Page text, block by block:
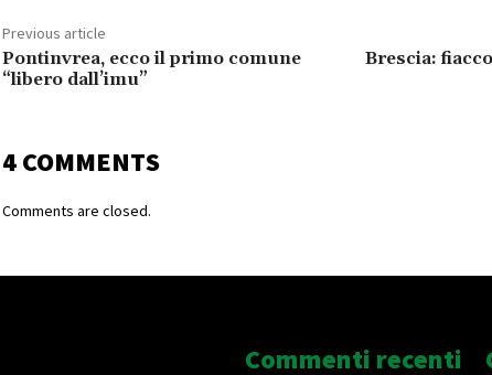
Previous article
Pontinvrea, ecco il primo comune
“libero dall’imu”
Brescia:
4 COMMENTS
Comments are closed.
Commenti recenti